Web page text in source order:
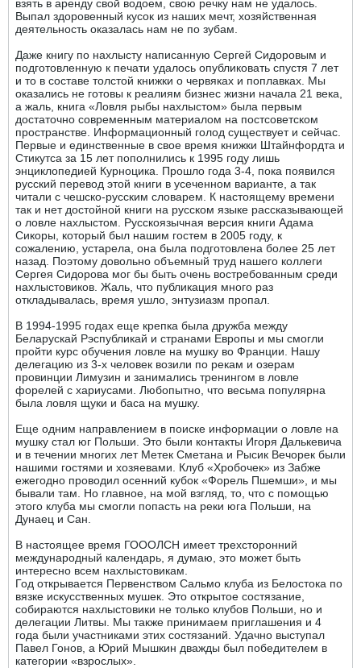
взять в аренду свой водоем, свою речку нам не удалось.
Выпал здоровенный кусок из наших мечт, хозяйственная
деятельность оказалась нам не по зубам.
Даже книгу по нахлысту написанную Сергей Сидоровым и
подготовленную к печати удалось опубликовать спустя 7 лет
и то в составе толстой книжки о червяках и поплавках. Мы
оказались не готовы к реалиям бизнес жизни начала 21 века,
а жаль, книга «Ловля рыбы нахлыстом» была первым
достаточно современным материалом на постсоветском
пространстве. Информационный голод существует и сейчас.
Первые и единственные в свое время книжки Штайнфордта и
Стикутса за 15 лет пополнились к 1995 году лишь
энциклопедией Курноцика. Прошло года 3-4, пока появился
русский перевод этой книги в усеченном варианте, а так
читали с чешско-русским словарем. К настоящему времени
так и нет достойной книги на русском языке рассказывающей
о ловле нахлыстом. Русскоязычная версия книги Адама
Сикоры, который был нашим гостем в 2005 году, к
сожалению, устарела, она была подготовлена более 25 лет
назад. Поэтому довольно объемный труд нашего коллеги
Сергея Сидорова мог бы быть очень востребованным среди
нахлыстовиков. Жаль, что публикация много раз
откладывалась, время ушло, энтузиазм пропал.
В 1994-1995 годах еще крепка была дружба между
Беларускай Рэспубликай и странами Европы и мы смогли
пройти курс обучения ловле на мушку во Франции. Нашу
делегацию из 3-х человек возили по рекам и озерам
провинции Лимузин и занимались тренингом в ловле
форелей с хариусами. Любопытно, что весьма популярна
была ловля щуки и баса на мушку.
Еще одним направлением в поиске информации о ловле на
мушку стал юг Польши. Это были контакты Игоря Далькевича
и в течении многих лет Метек Сметана и Рысик Вечорек были
нашими гостями и хозяевами. Клуб «Хробочек» из Забже
ежегодно проводил осенний кубок «Форель Пшемши», и мы
бывали там. Но главное, на мой взгляд, то, что с помощью
этого клуба мы смогли попасть на реки юга Польши, на
Дунаец и Сан.
В настоящее время ГОООЛСН имеет трехсторонний
международный календарь, я думаю, это может быть
интересно всем нахлыстовикам.
Год открывается Первенством Сальмо клуба из Белостока по
вязке искусственных мушек. Это открытое состязание,
собираются нахлыстовики не только клубов Польши, но и
делегации Литвы. Мы также принимаем приглашения и 4
года были участниками этих состязаний. Удачно выступал
Павел Гонов, а Юрий Мышкин дважды был победителем в
категории «взрослых».